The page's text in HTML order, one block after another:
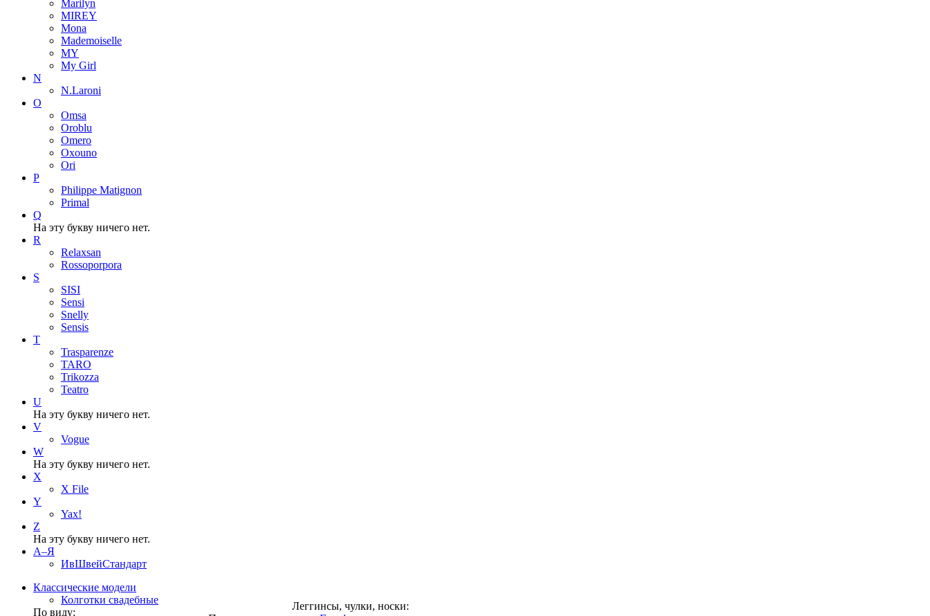
Marilyn
MIREY
Mona
Mademoiselle
MY
My Girl
N
N.Laroni
O
Omsa
Oroblu
Omero
Oxouno
Ori
P
Philippe Matignon
Primal
Q
На эту букву ничего нет.
R
Relaxsan
Rossoporpora
S
SISI
Sensi
Snelly
Sensis
T
Trasparenze
TARO
Trikozza
Teatro
U
На эту букву ничего нет.
V
Vogue
W
На эту букву ничего нет.
X
X File
Y
Yax!
Z
На эту букву ничего нет.
А–Я
ИвШвейСтандарт
Классические модели
Колготки свадебные
По виду:
Леггинсы, чулки, носки: